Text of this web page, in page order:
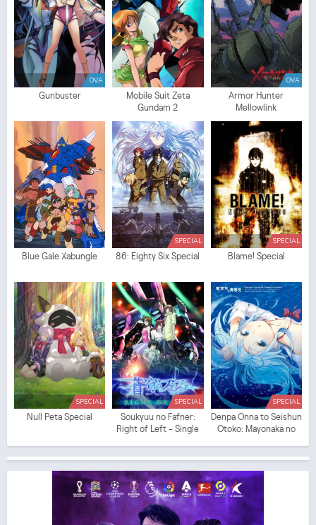
OVA
Gunbuster
Mobile Suit Zeta
Gundam 2
OVA
Armor Hunter
Mellowlink
Blue Gale Xabungle
SPECIAL
86: Eighty Six Special
SPECIAL
Blame! Special
SPECIAL
Null Peta Special
SPECIAL
Soukyuu no Fafner:
Right of Left - Single
SPECIAL
Denpa Onna to Seishun
Otoko: Mayonaka no